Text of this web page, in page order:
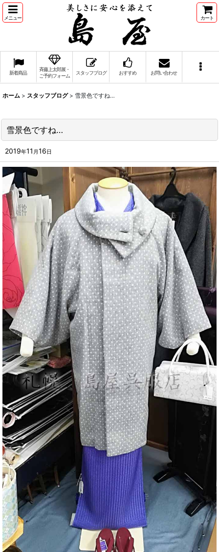
メニュー カート
新着商品
斉藤上太郎展・
ご予約フォーム
スタッフブログ おすすめ お問い合わせ
ホーム > スタッフブログ > 雪景色ですね…
雪景色ですね…
2019年11 月16日